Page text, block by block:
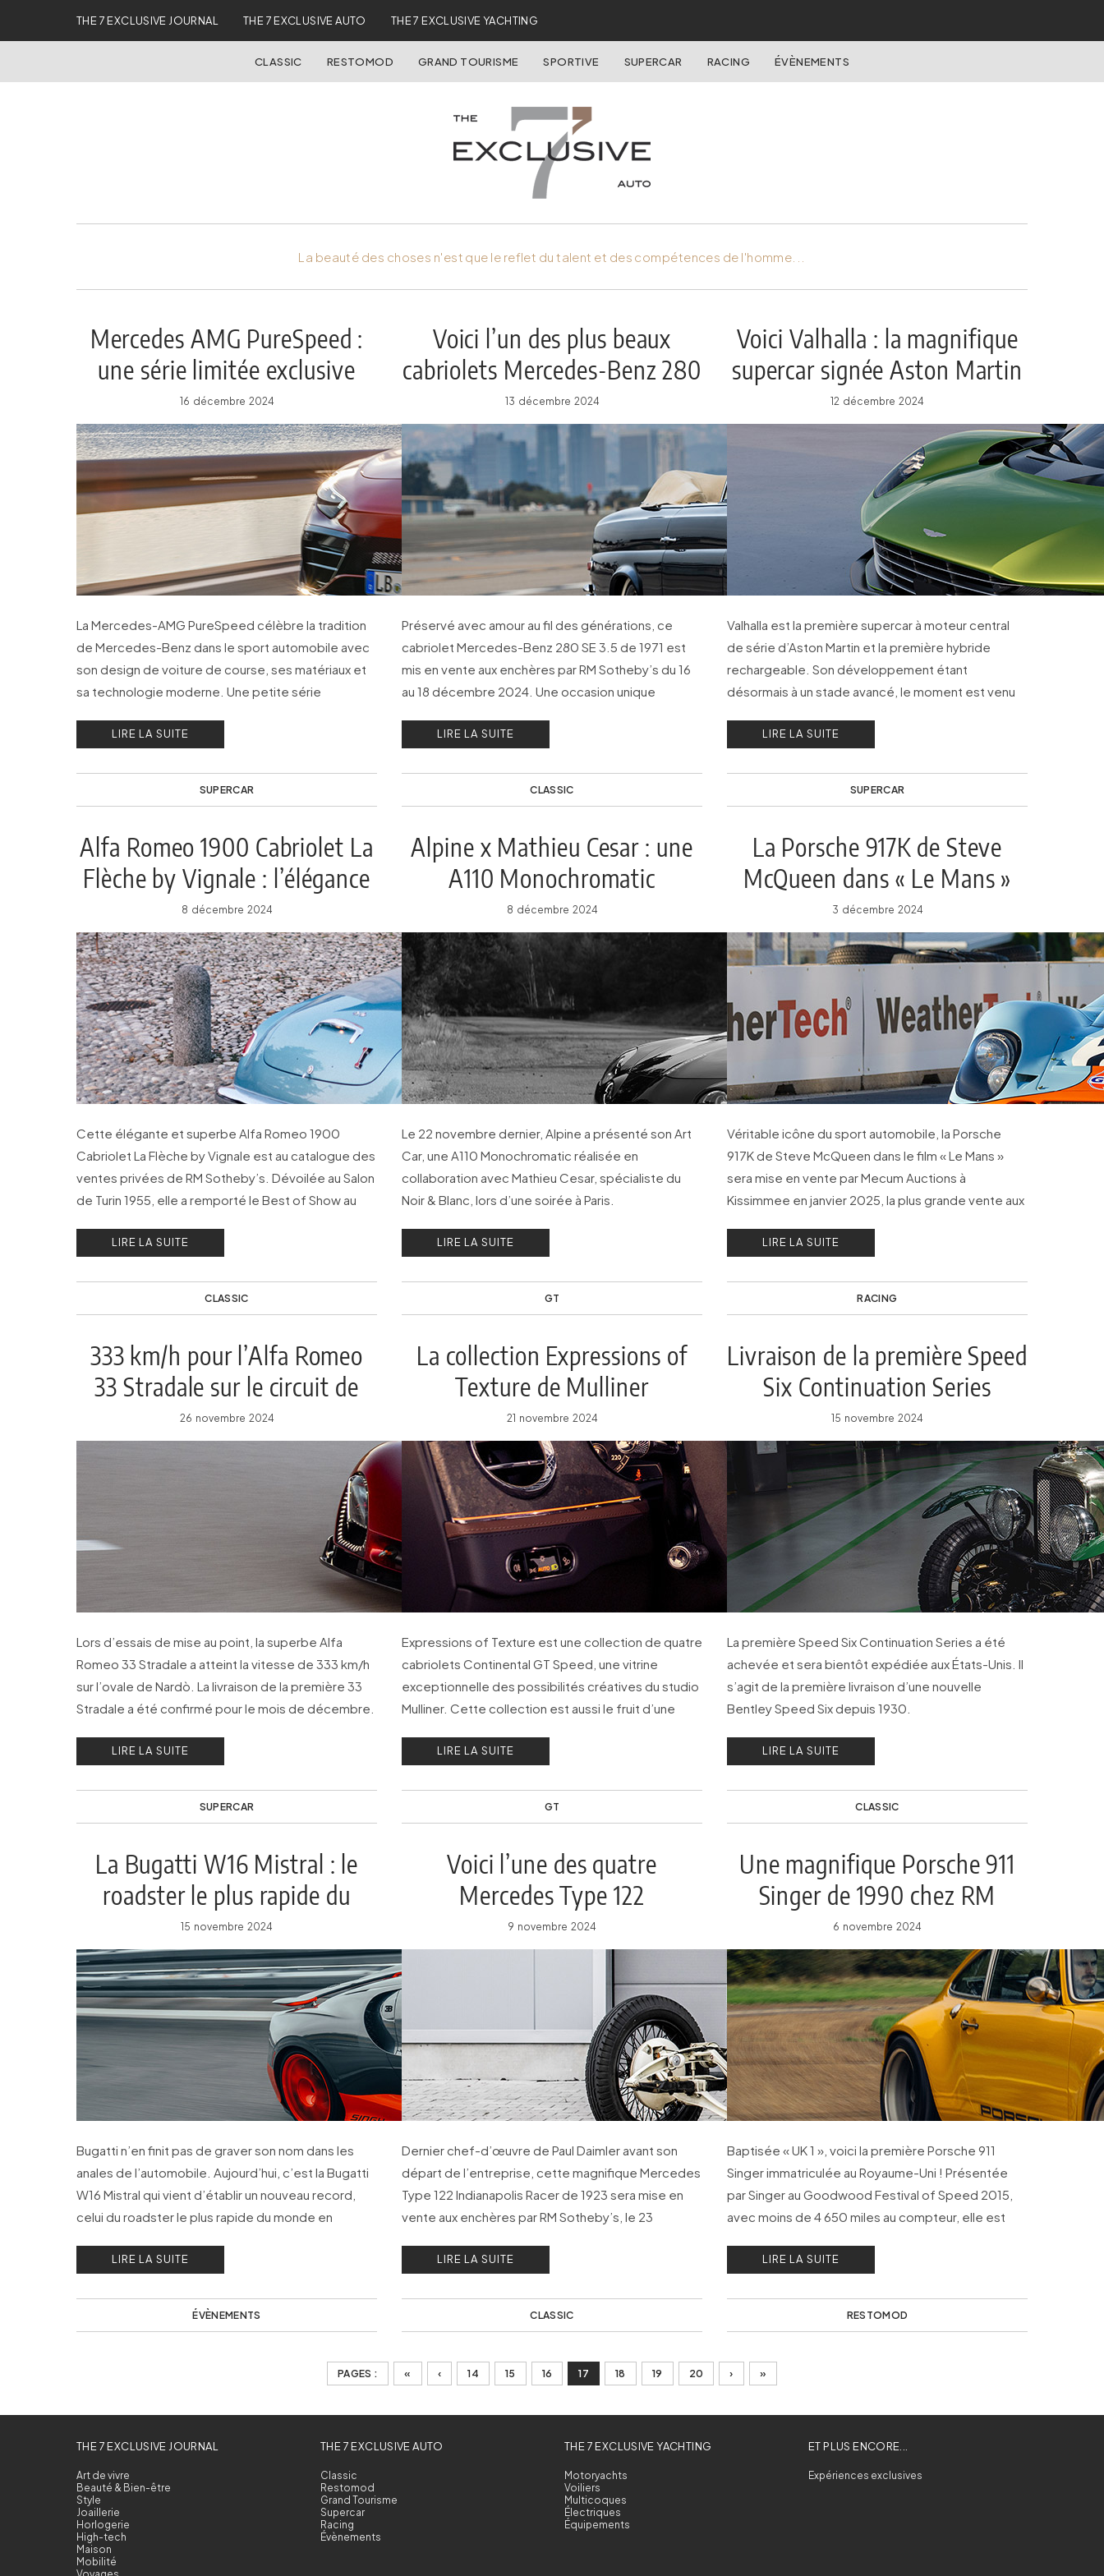
THE 7 EXCLUSIVE JOURNAL THE 7 EXCLUSIVE AUTO THE 7 EXCLUSIVE YACHTING
CLASSIC RESTOMOD GRAND TOURISME SPORTIVE SUPERCAR RACING ÉVÈNEMENTS
La beauté des choses n'est que le reflet du talent et des compétences de l'homme...
Mercedes AMG PureSpeed :
une série limitée exclusive
16 décembre 2024
La Mercedes-AMG PureSpeed célèbre la tradition
de Mercedes-Benz dans le sport automobile avec
son design de voiture de course, ses matériaux et
sa technologie moderne. Une petite série
LIRE LA SUITE
SUPERCAR
Voici l’un des plus beaux
cabriolets Mercedes-Benz 280
SE 3.5
13 décembre 2024
Préservé avec amour au fil des générations, ce
cabriolet Mercedes-Benz 280 SE 3.5 de 1971 est
mis en vente aux enchères par RM Sotheby’s du 16
au 18 décembre 2024. Une occasion unique
cabriolets 280 SE 3.5 existant.
LIRE LA SUITE
CLASSIC
Voici Valhalla : la magnifique
supercar signée Aston Martin
12 décembre 2024
Valhalla est la première supercar à moteur central
de série d’Aston Martin et la première hybride
rechargeable. Son développement étant
désormais à un stade avancé, le moment est venu
constructeur de Gaydon.
LIRE LA SUITE
SUPERCAR
Alfa Romeo 1900 Cabriolet La
Flèche by Vignale : l’élégance
automobile à l’italienne
8 décembre 2024
Cette élégante et superbe Alfa Romeo 1900
Cabriolet La Flèche by Vignale est au catalogue des
ventes privées de RM Sotheby’s. Dévoilée au Salon
de Turin 1955, elle a remporté le Best of Show au
LIRE LA SUITE
CLASSIC
Alpine x Mathieu Cesar : une
A110 Monochromatic
8 décembre 2024
Le 22 novembre dernier, Alpine a présenté son Art
Car, une A110 Monochromatic réalisée en
collaboration avec Mathieu Cesar, spécialiste du
Noir & Blanc, lors d’une soirée à Paris.
LIRE LA SUITE
GT
La Porsche 917K de Steve
McQueen dans « Le Mans »
est à vendre !
3 décembre 2024
Véritable icône du sport automobile, la Porsche
917K de Steve McQueen dans le film « Le Mans »
sera mise en vente par Mecum Auctions à
Kissimmee en janvier 2025, la plus grande vente aux
LIRE LA SUITE
RACING
333 km/h pour l’Alfa Romeo
33 Stradale sur le circuit de
Nardò
26 novembre 2024
Lors d’essais de mise au point, la superbe Alfa
Romeo 33 Stradale a atteint la vitesse de 333 km/h
sur l’ovale de Nardò. La livraison de la première 33
Stradale a été confirmé pour le mois de décembre.
LIRE LA SUITE
SUPERCAR
La collection Expressions of
Texture de Mulliner
21 novembre 2024
Expressions of Texture est une collection de quatre
cabriolets Continental GT Speed, une vitrine
exceptionnelle des possibilités créatives du studio
Mulliner. Cette collection est aussi le fruit d’une
équipes du célèbre carrossier.
LIRE LA SUITE
GT
Livraison de la première Speed
Six Continuation Series
15 novembre 2024
La première Speed Six Continuation Series a été
achevée et sera bientôt expédiée aux États-Unis. Il
s’agit de la première livraison d’une nouvelle
Bentley Speed Six depuis 1930.
LIRE LA SUITE
CLASSIC
La Bugatti W16 Mistral : le
roadster le plus rapide du
monde !
15 novembre 2024
Bugatti n’en finit pas de graver son nom dans les
anales de l’automobile. Aujourd’hui, c’est la Bugatti
W16 Mistral qui vient d’établir un nouveau record,
celui du roadster le plus rapide du monde en
LIRE LA SUITE
ÉVÈNEMENTS
Voici l’une des quatre
Mercedes Type 122
Indianapolis Racer de 1923
9 novembre 2024
Dernier chef-d’œuvre de Paul Daimler avant son
départ de l’entreprise, cette magnifique Mercedes
Type 122 Indianapolis Racer de 1923 sera mise en
vente aux enchères par RM Sotheby’s, le 23
LIRE LA SUITE
CLASSIC
Une magnifique Porsche 911
Singer de 1990 chez RM
Sotheby’s
6 novembre 2024
Baptisée « UK 1 », voici la première Porsche 911
Singer immatriculée au Royaume-Uni ! Présentée
par Singer au Goodwood Festival of Speed 2015,
avec moins de 4 650 miles au compteur, elle est
Sotheby’s.LIRE LA SUITE
RESTOMOD
PAGES : « ‹ 14 15 16 17 18 19 20 › »
THE 7 EXCLUSIVE JOURNAL
Art de vivre
Beauté & Bien-être
Style
Joaillerie
Horlogerie
High-tech
Maison
Mobilité
THE 7 EXCLUSIVE AUTO
Classic
Restomod
Grand Tourisme
Supercar
Racing
Évènements
THE 7 EXCLUSIVE YACHTING
Motoryachts
Voiliers
Multicoques
Électriques
Équipements
ET PLUS ENCORE...
Expériences exclusives